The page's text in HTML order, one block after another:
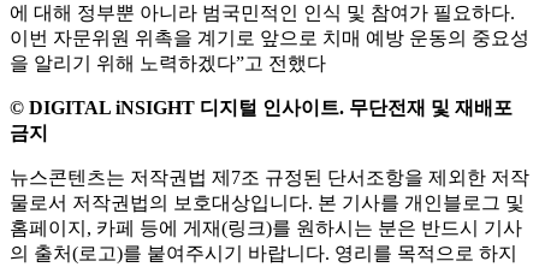
에 대해 정부뿐 아니라 범국민적인 인식 및 참여가 필요하다.
이번 자문위원 위촉을 계기로 앞으로 치매 예방 운동의 중요성
을 알리기 위해 노력하겠다”고 전했다
© DIGITAL iNSIGHT 디지털 인사이트. 무단전재 및 재배포
금지
뉴스콘텐츠는 저작권법 제7조 규정된 단서조항을 제외한 저작
물로서 저작권법의 보호대상입니다. 본 기사를 개인블로그 및
홈페이지, 카페 등에 게재(링크)를 원하시는 분은 반드시 기사
의 출처(로고)를 붙여주시기 바랍니다. 영리를 목적으로 하지